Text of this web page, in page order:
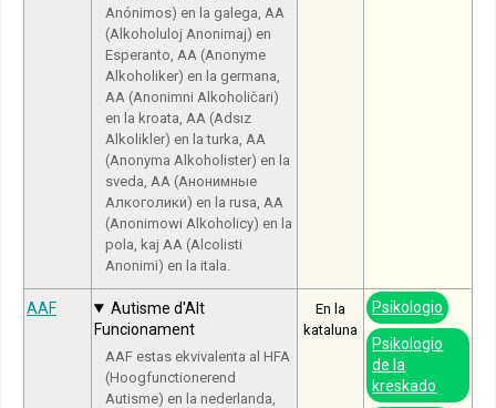
Anónimos) en la galega, AA
(Alkoholuloj Anonimaj) en
Esperanto, AA (Anonyme
Alkoholiker) en la germana,
AA (Anonimni Alkoholičari)
en la kroata, AA (Adsız
Alkolikler) en la turka, AA
(Anonyma Alkoholister) en la
sveda, АА (Анонимные
Алкоголики) en la rusa, AA
(Anonimowi Alkoholicy) en la
pola, kaj AA (Alcolisti
Anonimi) en la itala.
AAF
Autisme d'Alt
Funcionament
AAF estas ekvivalenta al HFA
(Hoogfunctionerend
Autisme) en la nederlanda,
En la
kataluna
Psikologio
Psikologio
de la
kreskado